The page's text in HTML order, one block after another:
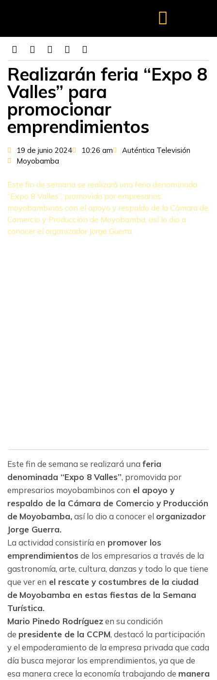
Realizarán feria “Expo 8
Valles” para
promocionar
emprendimientos
19 de junio 2024 10:26 am
Auténtica Televisión
Moyobamba
Este fin de semana se realizará una feria denominada
“Expo 8 Valles”, promovida por empresarios
moyobambinos con el apoyo y respaldo de la Cámara de
Comercio y Producción de Moyobamba, así lo dio a
conocer el organizador Jorge Guerra.
Este fin de semana se realizará unaferia
denominada “Expo 8 Valles”, promovida por
empresarios moyobambinos con el apoyo y
respaldo de la Cámara de Comercio y Producción
de Moyobamba,así lo dio a conocer el organizador
Jorge Guerra.
La actividad consistiría en promover los
emprendimientos de los empresarios a través de la
gastronomía, arte, cultura, danzas y todo lo que tiene
que ver en el rescate y costumbres de la ciudad
de Moyobamba en estas fiestas de la Semana
Turística.
Mario Pinedo Rodríguezen su condición
de presidente de la CCPM, destacó la participación
y el empoderamiento de la empresa privada que cada
día busca mejorar los emprendimientos, ya que de
esa manera crece la economía trabajando de manera